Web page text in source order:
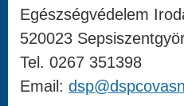
Egészségvédelem
520023
Tel. 0267 351398
Email: